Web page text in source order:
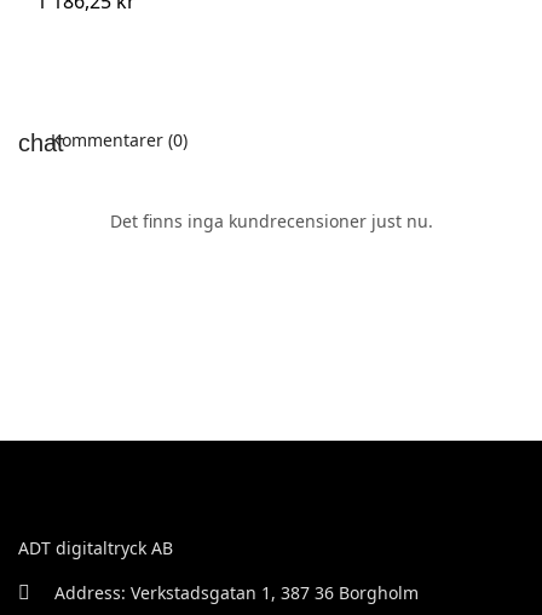
Kommentarer (0)
Det finns inga kundrecensioner just nu.
ADT digitaltryck AB
Address: Verkstadsgatan 1, 387 36 Borgholm